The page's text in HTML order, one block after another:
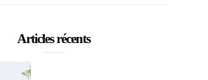
Articles récents